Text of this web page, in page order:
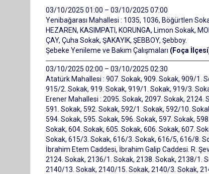
03/10/2025 01:00 – 03/10/2025 07:00
Yenibağarası Mahallesi : 1035, 1036, Böğürtlen
HEZAREN, KASIMPATI, KORUNGA, Limon Sokak,
ÇAY, Çuha Sokak, ŞAKAYIK, ŞEBBOY, Şebboy.
Şebeke Yenileme ve Bakım Çalışmaları (Foça
03/10/2025 02:00 – 03/10/2025 02:30
Atatürk Mahallesi : 907. Sokak, 909. Sokak, 909/1.
915/2. Sokak, 919. Sokak, 919/1. Sokak, 919/3.
Erener Mahallesi : 2095. Sokak, 2097. Sokak,
591. Sokak, 592. Sokak, 592/1. Sokak, 592/10.
594. Sokak, 595. Sokak, 596. Sokak, 597. Sokak,
Sokak, 604. Sokak, 605. Sokak, 606. Sokak, 607.
Sokak, 615/3. Sokak, 616/3. Sokak, 616/5, 616/8.
İbrahim Etem Caddesi, İbrahim Galip Caddesi. R.
2124. Sokak, 2136/1. Sokak, 2138. Sokak, 2138/1.
2140/13. Sokak, 2140/15. Sokak, 2140/3. Sokak,